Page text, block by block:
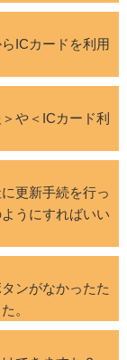
ICカードを利用
や＜ICカード利
更新手続を行っ
うにすればいい
ンがなかったた
。